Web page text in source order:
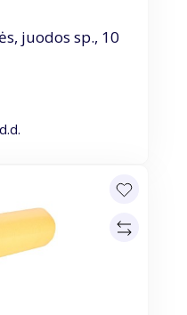
juodos sp., 10